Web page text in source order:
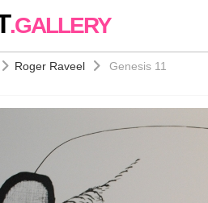
.GALLERY
Roger Raveel Genesis 11